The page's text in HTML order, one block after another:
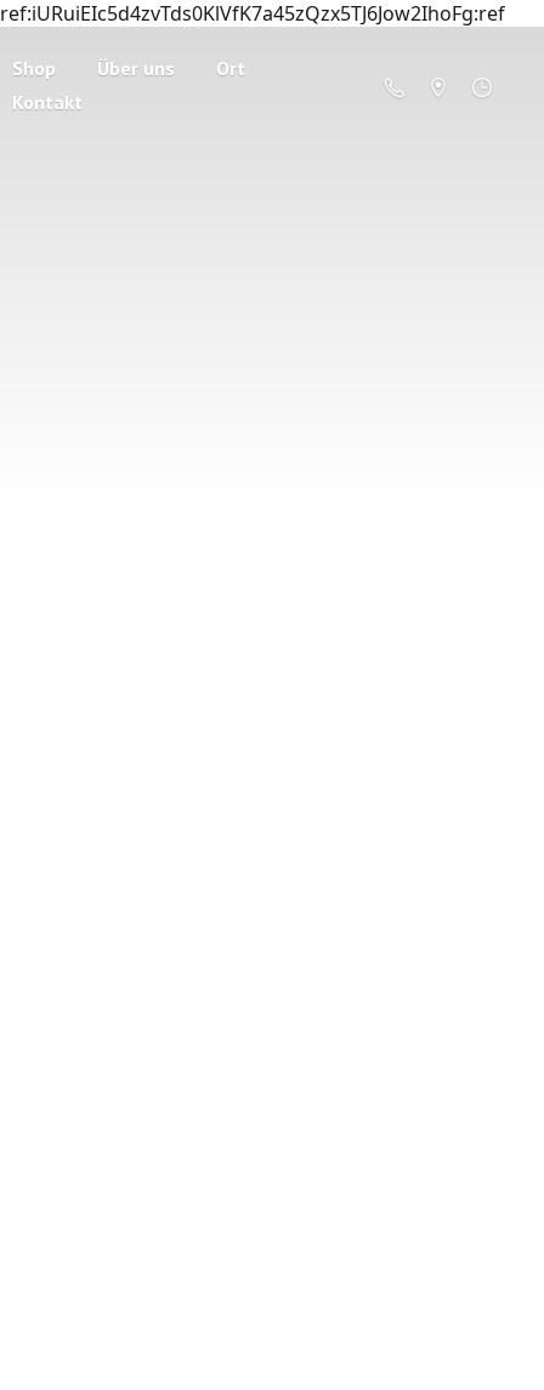
ref:iURuiEIc5d4zvTds0KlVfK7a45zQzx5TJ6Jow2IhoFg:ref
Shop Über uns
Ort
Kontakt